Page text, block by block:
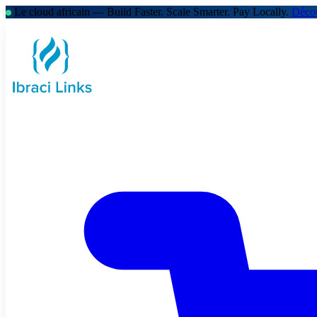
Le cloud africain — Build Faster. Scale Smarter. Pay Locally.